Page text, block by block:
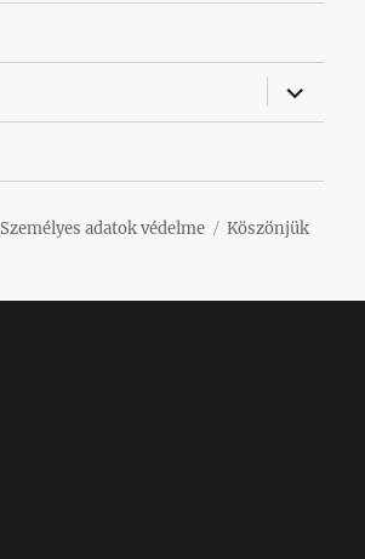
almenü
Személyes adatok védelme
Köszönjük